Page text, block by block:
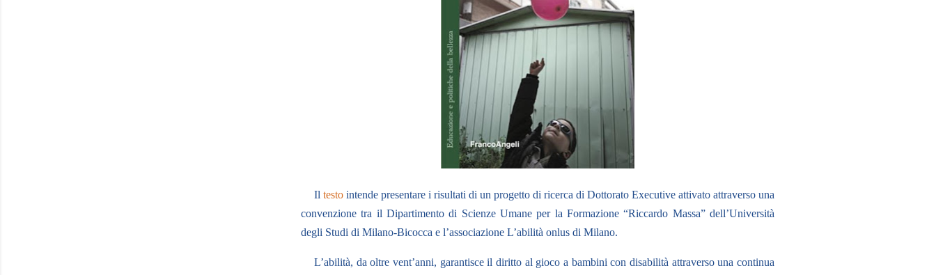
Il testo intende presentare i risultati di un progetto di ricerca di Dottorato Executiveattivato attraverso una
convenzione tra il Dipartimento di Scienze Umane per la Formazione “Riccardo Massa” dell’Università
degli Studi di Milano-Bicocca e l’associazione L’abilità onlus di Milano.
L’abilità, da oltre vent’anni, garantisce il diritto al gioco a bambini con disabilità attraverso una continua